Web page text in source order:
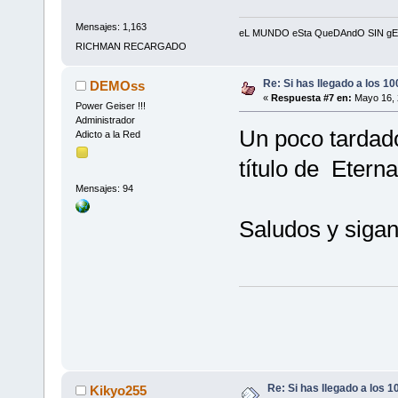
Mensajes: 1,163
RICHMAN RECARGADO
eL MUNDO eSta QueDAndO SIN
DEMOss
Power Geiser !!!
Administrador
Adicto a la Red
Mensajes: 94
Re: Si has llegado a los
« Respuesta #7 en: Mayo 16,
Un poco
título de
Saludos y
Kikyo255 Re: Si has llegado a los